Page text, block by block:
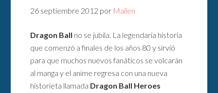
26 septiembre 2012 por Mailen
Dragon Ball no se jubila. La legendaria historia
que comenzó a finales de los años 80 y sirvió
para que muchos nuevos fanáticos se volcarán
al manga y el anime regresa con una nueva
historieta llamada Dragon Ball Heroes